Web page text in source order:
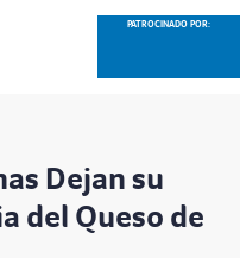
PATROCINADO POR:
Dejan su
del Queso de